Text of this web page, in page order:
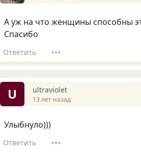
А уж на что женщины способны
Спасибо
Ответить
U ultraviolet
13 лет назад
Улыбнуло)))
Ответить